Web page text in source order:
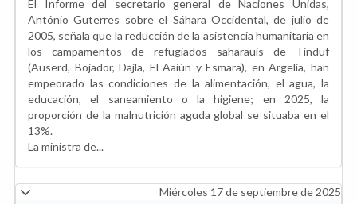
El Informe del secretario general de Naciones Unidas,
António Guterres sobre el Sáhara Occidental, de julio de
2005, señala que la reducción de la asistencia humanitaria en
los campamentos de refugiados saharauis de Tinduf
(Auserd, Bojador, Dajla, El Aaiún y Esmara), en Argelia, han
empeorado las condiciones de la alimentación, el agua, la
educación, el saneamiento o la higiene; en 2025, la
proporción de la malnutrición aguda global se situaba en el
13%.
La ministra de...
Miércoles 17 de septiembre de 2025